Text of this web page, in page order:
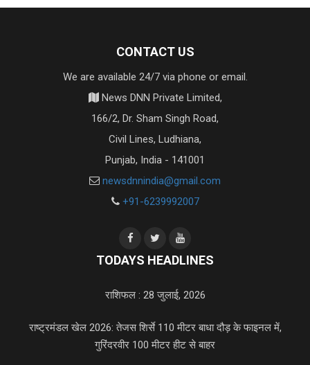
CONTACT US
We are available 24/7 via phone or email.
News DNN Private Limited,
166/2, Dr. Sham Singh Road,
Civil Lines, Ludhiana,
Punjab, India - 141001
newsdnnindia@gmail.com
+91-6239992007
TODAYS HEADLINES
राशिफल : 28 जुलाई, 2026
राष्ट्रमंडल खेल 2026: तेजस शिर्से 110 मीटर बाधा दौड़ के फाइनल में,
गुरिंदरवीर 100 मीटर हीट से बाहर